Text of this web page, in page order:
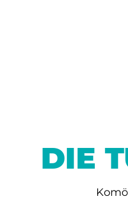
DIE